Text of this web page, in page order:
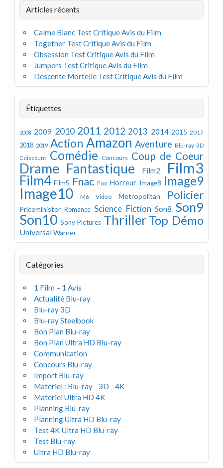
Articles récents
Calme Blanc Test Critique Avis du Film
Together Test Critique Avis du Film
Obsession Test Critique Avis du Film
Jumpers Test Critique Avis du Film
Descente Mortelle Test Critique Avis du Film
Étiquettes
2008 2009 2010 2011 2012 2013 2014 2015 2017
2018 2019 Action Amazon Aventure Blu-ray 3D
Cdiscount Comédie Concours Coup de Coeur
Drame Fantastique Film2 Film3
Film4 Film5 Fnac Fox Horreur Image8 Image9
Image10 M6 Vidéo Metropolitan Policier
Priceminister Romance Science Fiction Son8 Son9
Son10 Sony Pictures Thriller Top Démo
UniversalWarner
Catégories
1 Film – 1 Avis
Actualité Blu-ray
Blu-ray 3D
Blu-ray Steelbook
Bon Plan Blu-ray
Bon Plan Ultra HD Blu-ray
Communication
Concours Blu-ray
Import Blu-ray
Matériel : Blu-ray _ 3D _ 4K
Matériel Ultra HD 4K
Planning Blu-ray
Planning Ultra HD Blu-ray
Test 4K Ultra HD Blu-ray
Test Blu-ray
Ultra HD Blu-ray